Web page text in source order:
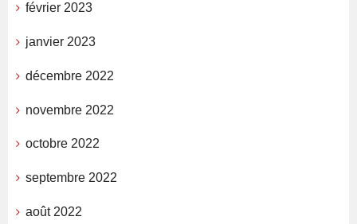
février 2023
janvier 2023
décembre 2022
novembre 2022
octobre 2022
septembre 2022
août 2022